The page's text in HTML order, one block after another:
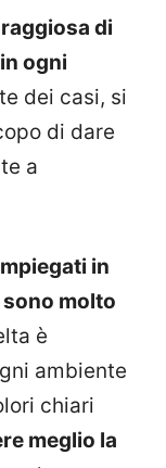
di
ogni
dei casi, si
di dare
a
in
molto
è
ambiente
chiari
meglio la